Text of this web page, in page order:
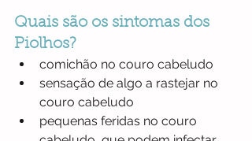
Quais são os sintomas dos
Piolhos?
comichão no couro cabeludo
sensação de algo a rastejar no
couro cabeludo
pequenas feridas no couro